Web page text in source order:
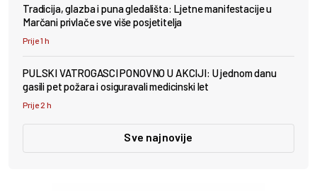
Tradicija, glazba i puna gledališta: Ljetne manifestacije u
Marčani privlače sve više posjetitelja
Prije 1 h
PULSKI VATROGASCI PONOVNO U AKCIJI: U jednom danu
gasili pet požara i osiguravali medicinski let
Prije 2 h
Sve najnovije